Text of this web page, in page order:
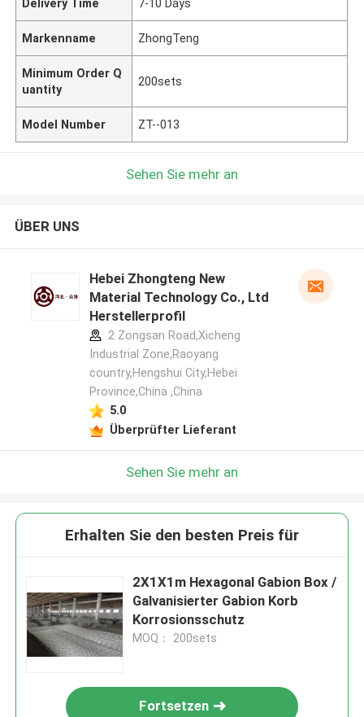
Delivery Time 7-10 Days
Markenname ZhongTeng
Minimum Order Q
uantity
200sets
Model Number ZT--013
Sehen Sie mehr an
ÜBER UNS
Hebei Zhongteng New
Material Technology Co., Ltd
Herstellerprofil
2 Zongsan Road,Xicheng
Industrial Zone,Raoyang
country,Hengshui City,Hebei
Province,China ,China
5.0
Überprüfter Lieferant
Sehen Sie mehr an
Erhalten Sie den besten Preis für
2X1X1m Hexagonal Gabion Box /
Galvanisierter Gabion Korb
Korrosionsschutz
MOQ： 200sets
Fortsetzen